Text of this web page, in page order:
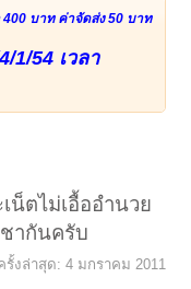
บาท ค่าจัดส่ง 50 บาท
1/54 เวลา
น็ตไม่เอื้ออำนวย
ากันครับ
รั้งล่าสุด: 4 มกราคม 2011